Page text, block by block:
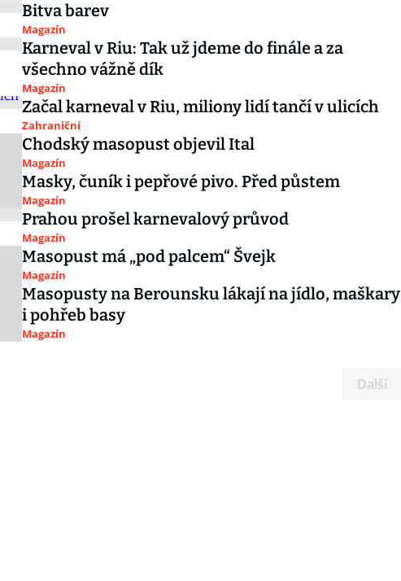
Bitva barev
Magazín
Karneval v Riu: Tak už jdeme do finále a za
všechno vážně dík
Magazín
Začal karneval v Riu, miliony lidí tančí v ulicích
Zahraniční
Chodský masopust objevil Ital
Magazín
Masky, čuník i pepřové pivo. Před půstem
Magazín
Prahou prošel karnevalový průvod
Magazín
Masopust má „pod palcem“ Švejk
Magazín
Masopusty na Berounsku lákají na jídlo, maškary
i pohřeb basy
Magazín
Další